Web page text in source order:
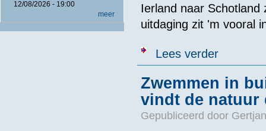
12/08/2026 - 19:00
meer
Ierland naar Schotland
uitdaging zit 'm vooral
Lees verderover Gertjan
Zwemmen in
vindt de natuur
Gepubliceerd door